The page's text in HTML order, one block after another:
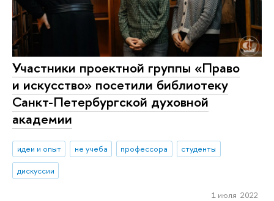
Участники проектной группы «Право
и искусство» посетили библиотеку
Санкт-Петербургской духовной
академии
идеи и опыт не учеба профессора
студенты
дискуссии
1 июля 2022